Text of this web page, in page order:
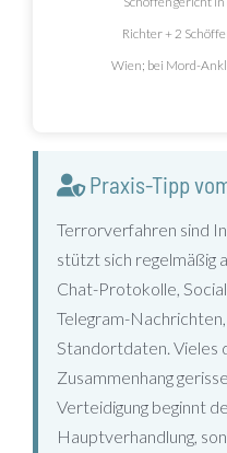
Richter + 2
Wien; bei Mord-
Praxis-Tipp
Terrorverfahren sind
stützt sich regelmäßig
Chat-Protokolle,
Telegram-
Standortdaten. Vieles
Zusammenhang
Verteidigung beginnt
Hauptverhandlung,